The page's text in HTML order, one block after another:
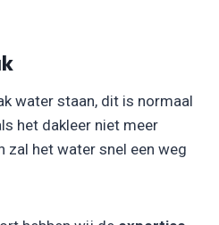
water staan, dit is normaal
het dakleer niet meer
zal het water snel een weg